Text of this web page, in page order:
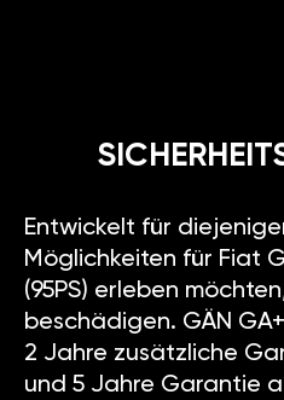
Entwickelt für
Möglichkeiten für Fiat
(95PS) erleben
beschädigen. GÄN
2 Jahre zusätzliche
und 5 Jahre Garantie